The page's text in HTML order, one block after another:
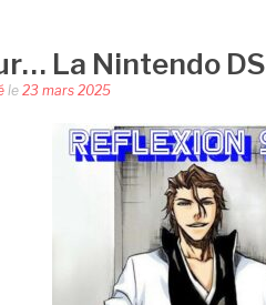
La Nintendo DS
le 23 mars 2025